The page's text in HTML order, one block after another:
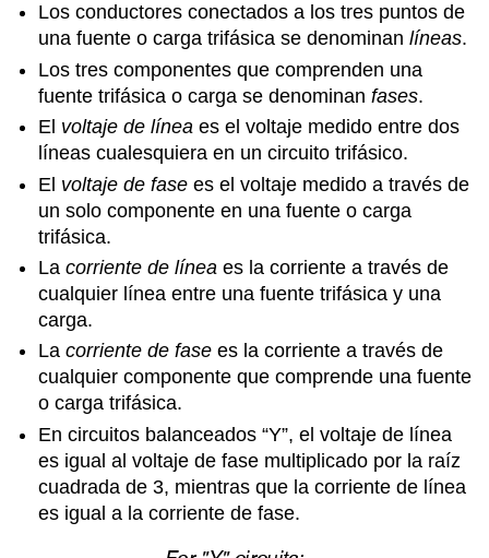
Los conductores conectados a los tres puntos de
una fuente o carga trifásica se denominanlíneas.
Los tres componentes que comprenden una
fuente trifásica o carga se denominanfases.
El voltaje de línea es el voltaje medido entre dos
líneas cualesquiera en un circuito trifásico.
El voltaje de fase es el voltaje medido a través de
un solo componente en una fuente o carga
trifásica.
Lacorriente de línea es la corriente a través de
cualquier línea entre una fuente trifásica y una
carga.
Lacorriente de fase es la corriente a través de
cualquier componente que comprende una fuente
o carga trifásica.
En circuitos balanceados “Y”, el voltaje de línea
es igual al voltaje de fase multiplicado por la raíz
cuadrada de 3, mientras que la corriente de línea
es igual a la corriente de fase.